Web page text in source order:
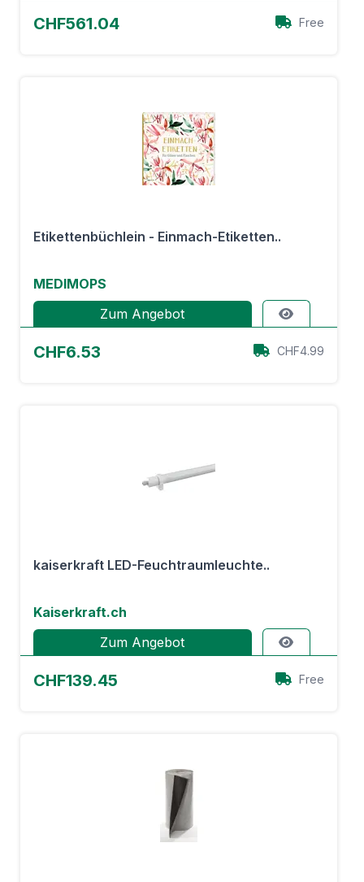
CHF561.04 Free
Etikettenbüchlein - Einmach-Etiketten..
MEDIMOPS
Zum Angebot
CHF6.53 CHF4.99
kaiserkraft LED-Feuchtraumleuchte..
Kaiserkraft.ch
Zum Angebot
CHF139.45 Free